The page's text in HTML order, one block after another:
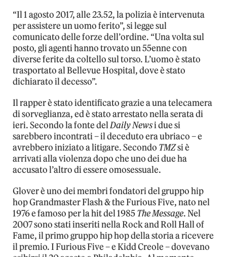
“Il 1 agosto 2017, alle 23.52, la polizia è intervenuta
per assistere un uomo ferito”, si legge sul
comunicato delle forze dell’ordine. “Una volta sul
posto, gli agenti hanno trovato un 55enne con
diverse ferite da coltello sul torso. L’uomo è stato
trasportato al Bellevue Hospital, dove è stato
dichiarato il decesso”.
Il rapper è stato identificato grazie a una telecamera
di sorveglianza, ed è stato arrestato nella serata di
ieri. Secondo la fonte delDaily Newsi due si
sarebbero incontrati – il deceduto era ubriaco – e
avrebbero iniziato a litigare. Secondo TMZsi è
arrivati alla violenza dopo che uno dei due ha
accusato l’altro di essere omosessuale.
Glover è uno dei membri fondatori del gruppo hip
hop Grandmaster Flash & the Furious Five, nato nel
1976 e famoso per la hit del 1985The Message. Nel
2007 sono stati inseriti nella Rock and Roll Hall of
Fame, il primo gruppo hip hop della storia a ricevere
il premio. I Furious Five – e Kidd Creole – dovevano